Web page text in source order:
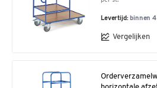
Levertijd: binnen
Vergelijken